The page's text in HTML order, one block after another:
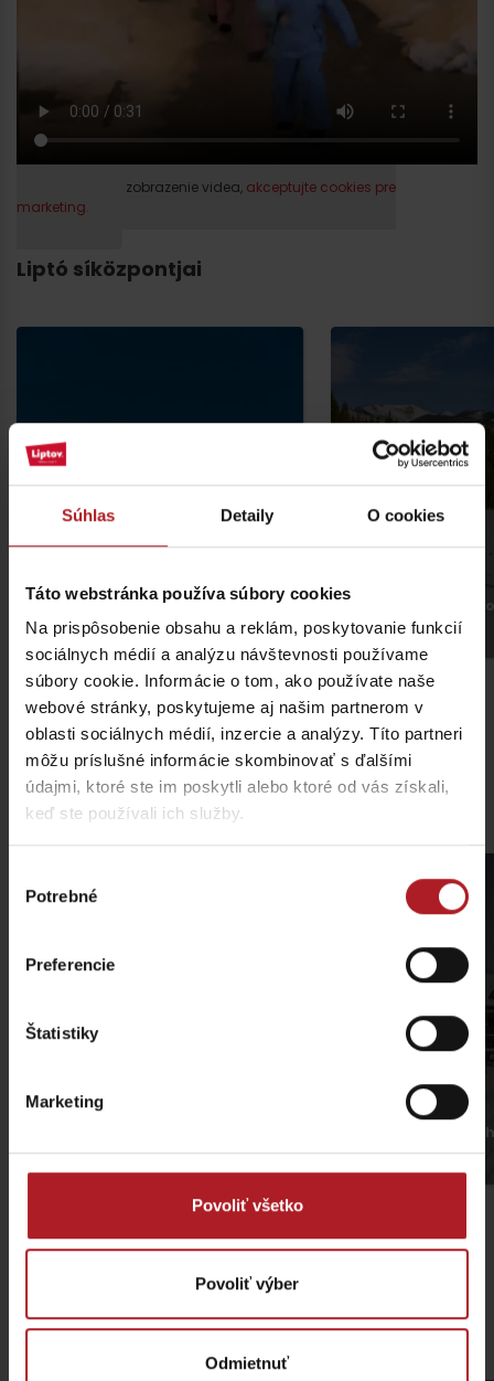
Súhlas Detaily O cookies
Táto webstránka používa súbory cookies
Na prispôsobenie obsahu a reklám, poskytovanie funkcií
sociálnych médií a analýzu návštevnosti používame
súbory cookie. Informácie o tom, ako používate naše
webové stránky, poskytujeme aj našim partnerom v
oblasti sociálnych médií, inzercie a analýzy. Títo partneri
môžu príslušné informácie skombinovať s ďalšími
údajmi, ktoré ste im poskytli alebo ktoré od vás získali,
keď ste používali ich služby.
súhlasu
Potrebné
Preferencie
Štatistiky
Marketing
Povoliť všetko
Povoliť výber
Odmietnuť
Prosím, pre zobrazenie videa, akceptujte cookies pre
marketing.
Liptó síközpontjai
Jasná Low Tatras
Jasná
Podbanské SKI
Other locations
Sítúraútvonalak Liptón
Babky from Bobrovec
Žiarska hut from
valley
Liptói víziparkok